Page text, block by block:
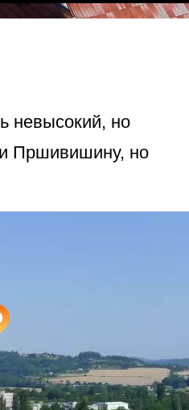
невысокий, но
и Пршивишину, но